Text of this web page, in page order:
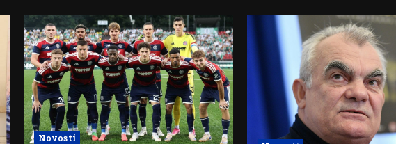
Novosti